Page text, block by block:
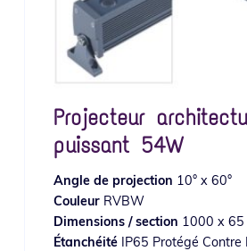
Projecteur
puissant 54W
Angle de projection 10° x 60°
CouleurRVBW
Dimensions / section 1000 x 65
ÉtanchéitéIP65 Protégé Contre